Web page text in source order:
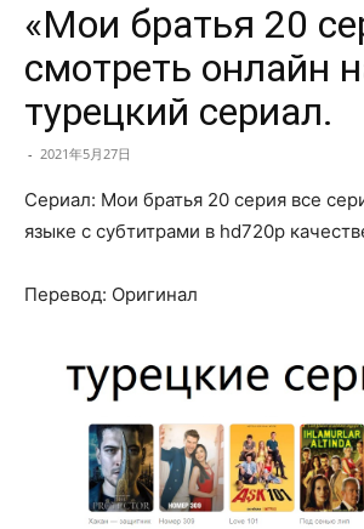
«Мои братья 20
смотреть онлайн
турецкий сериал.
- 2021年5月27日
Сериал: Мои братья 20 серия все
языке с субтитрами в hd720p
Перевод: Оригинал